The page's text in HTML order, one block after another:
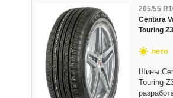
205/55
Centara
Touring Z3
лето
Шины
Touring